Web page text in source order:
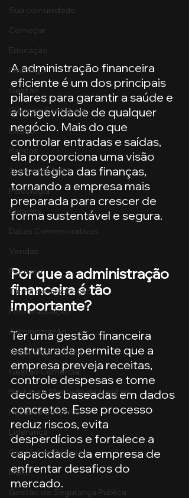
Sua comunidade
Começar
Educação
Emprego
Gestão
Ciências Contábeis
Direito
Bancos
Turmas de MBA
Psicologia
Cidades
Datas Comemorativas
Vendas
Pecuária
Turma de Graduação
Pós-Graduação
Administração
Segurança Publica
Gestão Comercial
Banking e Mercado de Capitais
Pecuária de Corte
Liderança
Gestão de Pessoas
MBA
Gestão de Segurança Publica
A administração financeira
eficiente é um dos principais
pilares para garantir a saúde e
a longevidade de qualquer
negócio. Mais do que
controlar entradas e saídas,
ela proporciona uma visão
estratégica das finanças,
tornando a empresa mais
preparada para crescer de
forma sustentável e segura.
Por que a administração
financeira é tão
importante?
Ter uma gestão financeira
estruturada permite que a
empresa preveja receitas,
controle despesas e tome
decisões baseadas em dados
concretos. Esse processo
reduz riscos, evita
desperdícios e fortalece a
capacidade da empresa de
enfrentar desafios do
mercado.